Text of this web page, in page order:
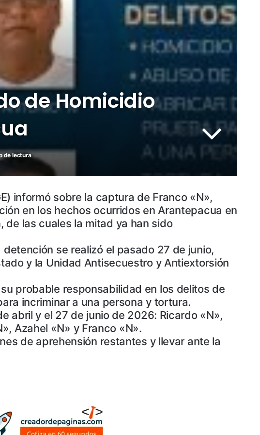
de Homicidio
de lectura
informó sobre la captura de Franco «N»,
en los hechos ocurridos en Arantepacua en
de las cuales la mitad ya han sido
se realizó el pasado 27 de junio,
y la Unidad Antisecuestro y Antiextorsión
probable responsabilidad en los delitos de
incriminar a una persona y tortura.
abril y el 27 de junio de 2026: Ricardo «N»,
Azahel «N» y Franco «N».
de aprehensión restantes y llevar ante la